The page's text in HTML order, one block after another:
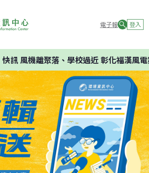
電子報 登入
快訊風機離聚落、學校過近 彰化福漢風電